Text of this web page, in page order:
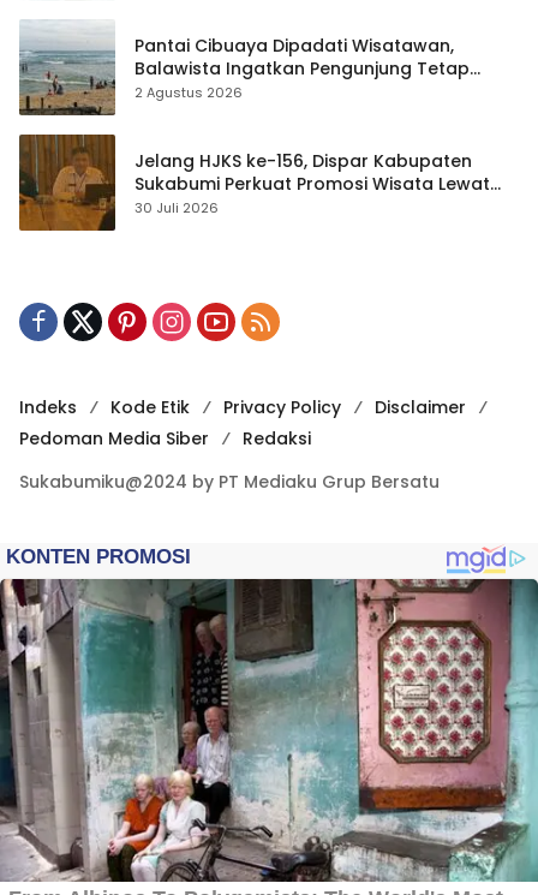
Pantai Cibuaya Dipadati Wisatawan,
Balawista Ingatkan Pengunjung Tetap
Waspada
2 Agustus 2026
Jelang HJKS ke-156, Dispar Kabupaten
Sukabumi Perkuat Promosi Wisata Lewat
Publikasi Digital
30 Juli 2026
Indeks Kode Etik Privacy Policy
Disclaimer
Pedoman Media Siber
Redaksi
Sukabumiku@2024 by PT Mediaku Grup Bersatu